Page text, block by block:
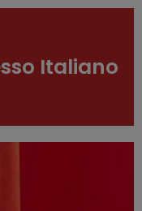
Italiano